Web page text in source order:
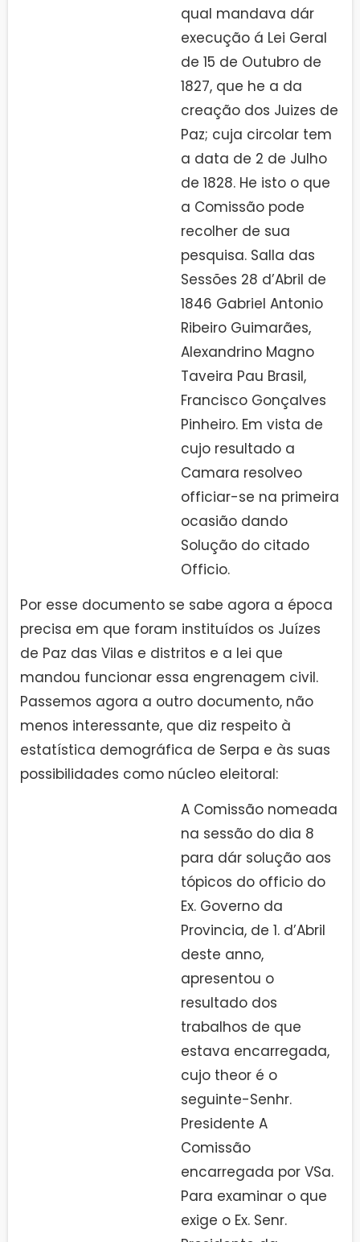
qual mandava dár
execução á Lei Geral
de 15 de Outubro de
1827, que he a da
creação dos Juizes de
Paz; cuja circolar tem
a data de 2 de Julho
de 1828. He isto o que
a Comissão pode
recolher de sua
pesquisa. Salla das
Sessões 28 d’Abril de
1846 Gabriel Antonio
Ribeiro Guimarães,
Alexandrino Magno
Taveira Pau Brasil,
Francisco Gonçalves
Pinheiro. Em vista de
cujo resultado a
Camara resolveo
officiar-se na primeira
ocasião dando
Solução do citado
Officio.
Por esse documento se sabe agora a época
precisa em que foram instituídos os Juízes
de Paz das Vilas e distritos e a lei que
mandou funcionar essa engrenagem civil.
Passemos agora a outro documento, não
menos interessante, que diz respeito à
estatística demográfica de Serpa e às suas
possibilidades como núcleo eleitoral:
A Comissão nomeada
na sessão do dia 8
para dár solução aos
tópicos do officio do
Ex. Governo da
Provincia, de 1. d’Abril
deste anno,
apresentou o
resultado dos
trabalhos de que
estava encarregada,
cujo theor é o
seguinte-Senhr.
Presidente A
Comissão
encarregada por VSa.
Para examinar o que
exige o Ex. Senr.